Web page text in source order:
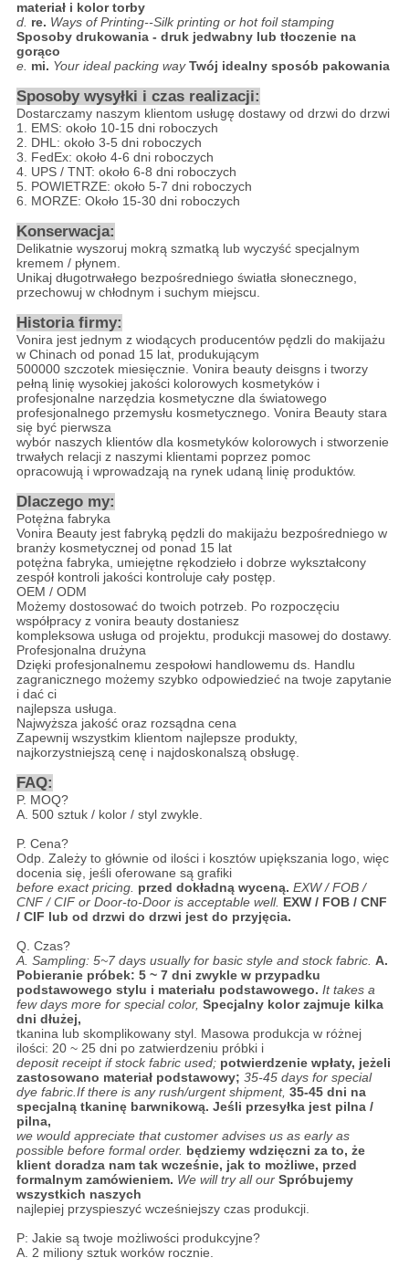
materiał i kolor torby
d. re. Ways of Printing--Silk printing or hot foil stamping
Sposoby drukowania - druk jedwabny lub tłoczenie na
gorąco
e. mi. Your ideal packing way Twój idealny sposób pakowania
Sposoby wysyłki i czas realizacji:
Dostarczamy naszym klientom usługę dostawy od drzwi do drzwi
1. EMS: około 10-15 dni roboczych
2. DHL: około 3-5 dni roboczych
3. FedEx: około 4-6 dni roboczych
4. UPS / TNT: około 6-8 dni roboczych
5. POWIETRZE: około 5-7 dni roboczych
6. MORZE: Około 15-30 dni roboczych
Konserwacja:
Delikatnie wyszoruj mokrą szmatką lub wyczyść specjalnym
kremem / płynem.
Unikaj długotrwałego bezpośredniego światła słonecznego,
przechowuj w chłodnym i suchym miejscu.
Historia firmy:
Vonira jest jednym z wiodących producentów pędzli do makijażu
w Chinach od ponad 15 lat, produkującym
500000 szczotek miesięcznie. Vonira beauty deisgns i tworzy
pełną linię wysokiej jakości kolorowych kosmetyków i
profesjonalne narzędzia kosmetyczne dla światowego
profesjonalnego przemysłu kosmetycznego. Vonira Beauty stara
się być pierwsza
wybór naszych klientów dla kosmetyków kolorowych i stworzenie
trwałych relacji z naszymi klientami poprzez pomoc
opracowują i wprowadzają na rynek udaną linię produktów.
Dlaczego my:
Potężna fabryka
Vonira Beauty jest fabryką pędzli do makijażu bezpośredniego w
branży kosmetycznej od ponad 15 lat
potężna fabryka, umiejętne rękodzieło i dobrze wykształcony
zespół kontroli jakości kontroluje cały postęp.
OEM / ODM
Możemy dostosować do twoich potrzeb. Po rozpoczęciu
współpracy z vonira beauty dostaniesz
kompleksowa usługa od projektu, produkcji masowej do dostawy.
Profesjonalna drużyna
Dzięki profesjonalnemu zespołowi handlowemu ds. Handlu
zagranicznego możemy szybko odpowiedzieć na twoje zapytanie
i dać ci
najlepsza usługa.
Najwyższa jakość oraz rozsądna cena
Zapewnij wszystkim klientom najlepsze produkty,
najkorzystniejszą cenę i najdoskonalszą obsługę.
FAQ:
P. MOQ?
A. 500 sztuk / kolor / styl zwykle.
P. Cena?
Odp. Zależy to głównie od ilości i kosztów upiększania logo, więc
docenia się, jeśli oferowane są grafiki
before exact pricing. przed dokładną wyceną. EXW / FOB /
CNF / CIF or Door-to-Door is acceptable well. EXW / FOB / CNF
/ CIF lub od drzwi do drzwi jest do przyjęcia.
Q. Czas?
A. Sampling: 5~7 days usually for basic style and stock fabric. A.
Pobieranie próbek: 5 ~ 7 dni zwykle w przypadku
podstawowego stylu i materiału podstawowego. It takes a
few days more for special color, Specjalny kolor zajmuje kilka
dni dłużej,
tkanina lub skomplikowany styl. Masowa produkcja w różnej
ilości: 20 ~ 25 dni po zatwierdzeniu próbki i
deposit receipt if stock fabric used; potwierdzenie wpłaty, jeżeli
zastosowano materiał podstawowy; 35-45 days for special
dye fabric.If there is any rush/urgent shipment, 35-45 dni na
specjalną tkaninę barwnikową. Jeśli przesyłka jest pilna /
pilna,
we would appreciate that customer advises us as early as
possible before formal order. będziemy wdzięczni za to, że
klient doradza nam tak wcześnie, jak to możliwe, przed
formalnym zamówieniem. We will try all our Spróbujemy
wszystkich naszych
najlepiej przyspieszyć wcześniejszy czas produkcji.
P: Jakie są twoje możliwości produkcyjne?
A. 2 miliony sztuk worków rocznie.